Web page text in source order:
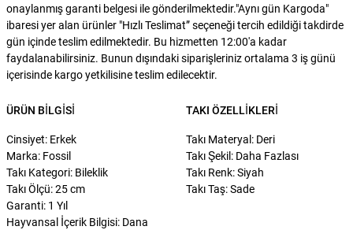
onaylanmış garanti belgesi ile gönderilmektedir."Aynı gün Kargoda"
ibaresi yer alan ürünler "Hızlı Teslimat” seçeneği tercih edildiği takdirde
gün içinde teslim edilmektedir. Bu hizmetten 12:00'a kadar
faydalanabilirsiniz. Bunun dışındaki siparişleriniz ortalama 3 iş günü
içerisinde kargo yetkilisine teslim edilecektir.
ÜRÜN BILGISI
Cinsiyet: Erkek
Marka: Fossil
Takı Kategori: Bileklik
Takı Ölçü: 25 cm
Garanti: 1 Yıl
Hayvansal İçerik Bilgisi: Dana
TAKI ÖZELLIKLERI
Takı Materyal: Deri
Takı Şekil: Daha Fazlası
Takı Renk: Siyah
Takı Taş: Sade